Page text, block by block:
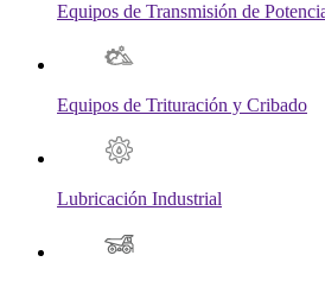
Equipos de Transmisión de
Equipos de Trituración y Cribado
Lubricación Industrial